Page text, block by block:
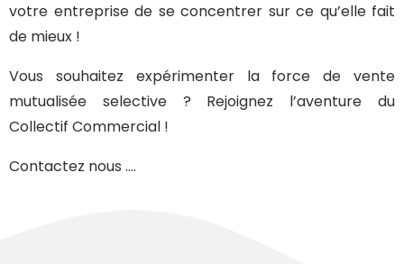
votre entreprise de se concentrer sur ce qu’elle fait
de mieux !
Vous souhaitez expérimenter la force de vente
mutualisée selective ? Rejoignez l’aventure du
Collectif Commercial !
Contactez nous ….